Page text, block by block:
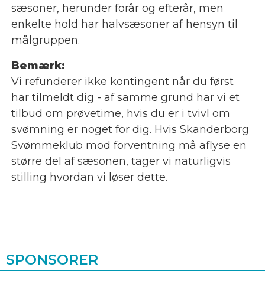
sæsoner, herunder forår og efterår, men
enkelte hold har halvsæsoner af hensyn til
målgruppen.
Bemærk:
Vi refunderer ikke kontingent når du først
har tilmeldt dig - af samme grund har vi et
tilbud om prøvetime, hvis du er i tvivl om
svømning er noget for dig. Hvis Skanderborg
Svømmeklub mod forventning må aflyse en
større del af sæsonen, tager vi naturligvis
stilling hvordan vi løser dette.
SPONSORER